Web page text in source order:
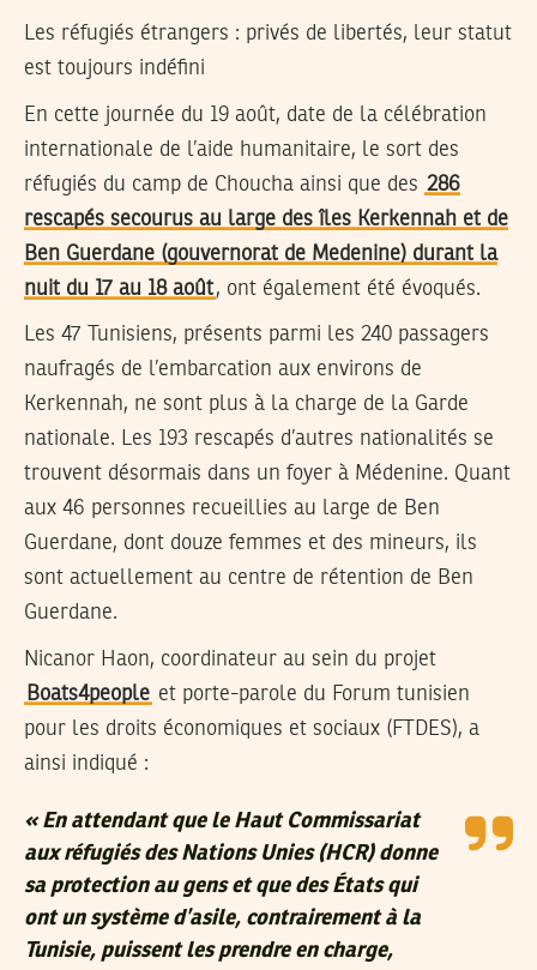
Les réfugiés étrangers : privés de libertés, leur statut
est toujours indéfini
En cette journée du 19 août, date de la célébration
internationale de l’aide humanitaire, le sort des
réfugiés du camp de Choucha ainsi que des 286
rescapés secourus au large des îles Kerkennah et de
Ben Guerdane (gouvernorat de Medenine) durant la
nuit du 17 au 18 août, ont également été évoqués.
Les 47 Tunisiens, présents parmi les 240 passagers
naufragés de l’embarcation aux environs de
Kerkennah, ne sont plus à la charge de la Garde
nationale. Les 193 rescapés d’autres nationalités se
trouvent désormais dans un foyer à Médenine. Quant
aux 46 personnes recueillies au large de Ben
Guerdane, dont douze femmes et des mineurs, ils
sont actuellement au centre de rétention de Ben
Guerdane.
Nicanor Haon, coordinateur au sein du projet
Boats4people et porte-parole du Forum tunisien
pour les droits économiques et sociaux (FTDES), a
ainsi indiqué :
« En attendant que le Haut Commissariat
aux réfugiés des Nations Unies (HCR) donne
sa protection au gens et que des États qui
ont un système d’asile, contrairement à la
Tunisie, puissent les prendre en charge,